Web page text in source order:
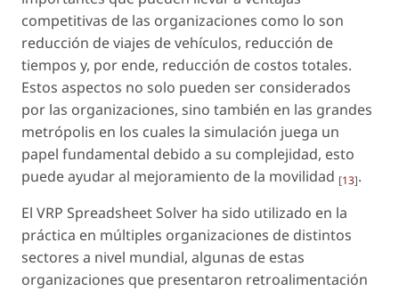
competitivas de las organizaciones como lo son
reducción de viajes de vehículos, reducción de
tiempos y, por ende, reducción de costos totales.
Estos aspectos no solo pueden ser considerados
por las organizaciones, sino también en las grandes
metrópolis en los cuales la simulación juega un
papel fundamental debido a su complejidad, esto
puede ayudar al mejoramiento de la movilidad [13].
El VRP Spreadsheet Solver ha sido utilizado en la
práctica en múltiples organizaciones de distintos
sectores a nivel mundial, algunas de estas
organizaciones que presentaron retroalimentación